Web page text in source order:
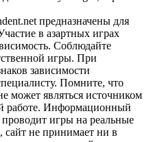
предназначены для
в азартных играх
Соблюдайте
игры. При
зависимости
Помните, что
может являться источником
работе. Информационный
проводит игры на реальные
сайт не принимает ни в